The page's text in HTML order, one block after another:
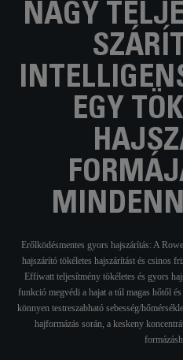
NAGY
EGY
Erőlködésmentes gyors hajszárítás: A
hajszárító tökéletes hajszárítást és csinos
Effiwatt teljesítmény tökéletes és gyors
funkció megvédi a hajat a túl magas hőtől
könnyen testreszabható sebesség/
hajformázás során, a keskeny